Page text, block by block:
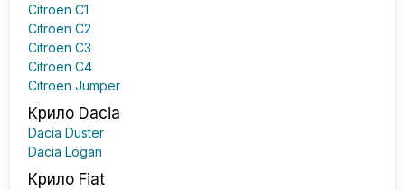
Citroen C1
Citroen C2
Citroen C3
Citroen C4
Citroen Jumper
Крило Dacia
Dacia Duster
Dacia Logan
Крило Fiat